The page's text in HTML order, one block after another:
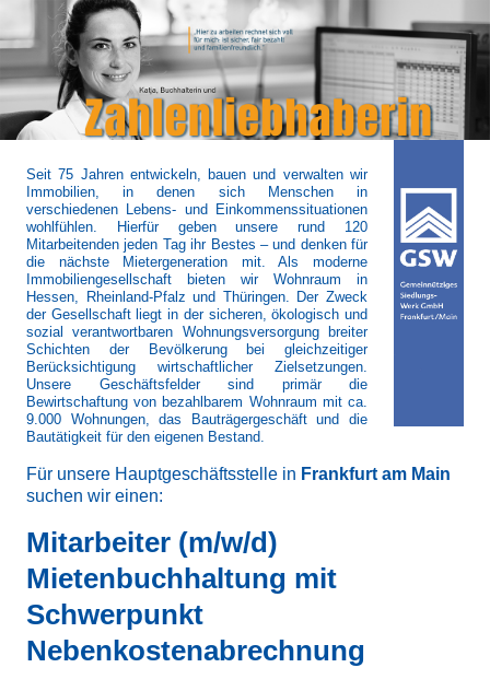
Seit 75 Jahren entwickeln, bauen und verwalten wir
Immobilien, in denen sich Menschen in
verschiedenen Lebens- und Einkommenssituationen
wohlfühlen. Hierfür geben unsere rund 120
Mitarbeitenden jeden Tag ihr Bestes – und denken für
die nächste Mietergeneration mit. Als moderne
Immobiliengesellschaft bieten wir Wohnraum in
Hessen, Rheinland-Pfalz und Thüringen. Der Zweck
der Gesellschaft liegt in der sicheren, ökologisch und
sozial verantwortbaren Wohnungsversorgung breiter
Schichten der Bevölkerung bei gleichzeitiger
Berücksichtigung wirtschaftlicher Zielsetzungen.
Unsere Geschäftsfelder sind primär die
Bewirtschaftung von bezahlbarem Wohnraum mit ca.
9.000 Wohnungen, das Bauträgergeschäft und die
Bautätigkeit für den eigenen Bestand.
Für unsere Hauptgeschäftsstelle in Frankfurt am Main
suchen wir einen:
Mitarbeiter (m/w/d)
Mietenbuchhaltung mit
Schwerpunkt
Nebenkostenabrechnung